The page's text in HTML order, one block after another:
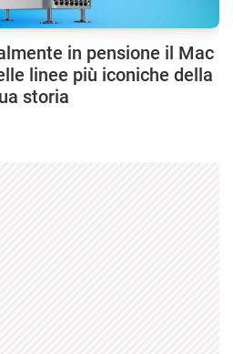
in pensione il Mac
linee più iconiche della
storia